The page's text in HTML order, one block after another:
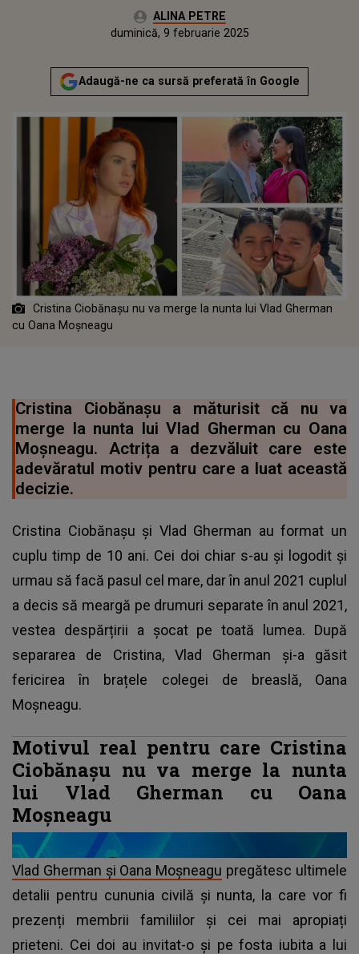
Autor:ALINA PETRE
luni, 18 martie 2024Actualizat:
duminică, 9 februarie 2025
Adaugă-ne ca sursă preferată în Google
Cristina Ciobănașu nu va merge la nunta lui Vlad Gherman
cu Oana Moșneagu
Cristina Ciobănașu a măturisit că nu va
merge la nunta lui Vlad Gherman cu Oana
Moșneagu. Actrița a dezvăluit care este
adevăratul motiv pentru care a luat această
decizie.
Cristina Ciobănașu și Vlad Gherman au format un
cuplu timp de 10 ani. Cei doi chiar s-au și logodit și
urmau să facă pasul cel mare, dar în anul 2021 cuplul
a decis să meargă pe drumuri separate în anul 2021,
vestea despărțirii a șocat pe toată lumea. După
separarea de Cristina, Vlad Gherman și-a găsit
fericirea în brațele colegei de breaslă, Oana
Moșneagu.
Motivul real pentru care Cristina
Ciobănașu nu va merge la nunta
lui Vlad Gherman cu Oana
Moșneagu
Vlad Gherman și Oana Moșneagu pregătesc ultimele
detalii pentru cununia civilă și nunta, la care vor fi
prezenți membrii familiilor și cei mai apropiați
prieteni. Cei doi au invitat-o și pe fosta iubita a lui